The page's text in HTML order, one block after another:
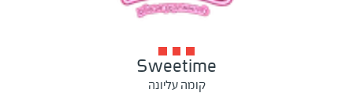
Sweetime
קומה עליונה